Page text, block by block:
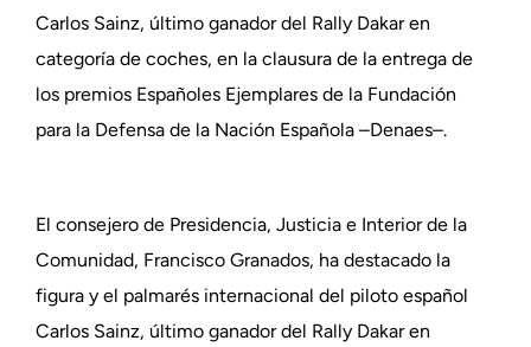
Carlos Sainz, último ganador del Rally Dakar en
categoría de coches, en la clausura de la entrega de
los premios Españoles Ejemplares de la Fundación
para la Defensa de la Nación Española –Denaes–.
El consejero de Presidencia, Justicia e Interior de la
Comunidad, Francisco Granados, ha destacado la
figura y el palmarés internacional del piloto español
Carlos Sainz, último ganador del Rally Dakar en